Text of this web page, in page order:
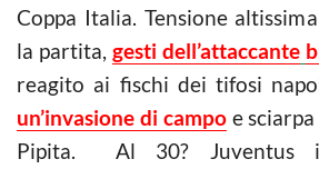
Coppa Italia. Tensione
la partita, gesti dell’attaccante
reagito ai fischi dei tifosi
un’invasione di campoe
Pipita.
Al 30? Juventus